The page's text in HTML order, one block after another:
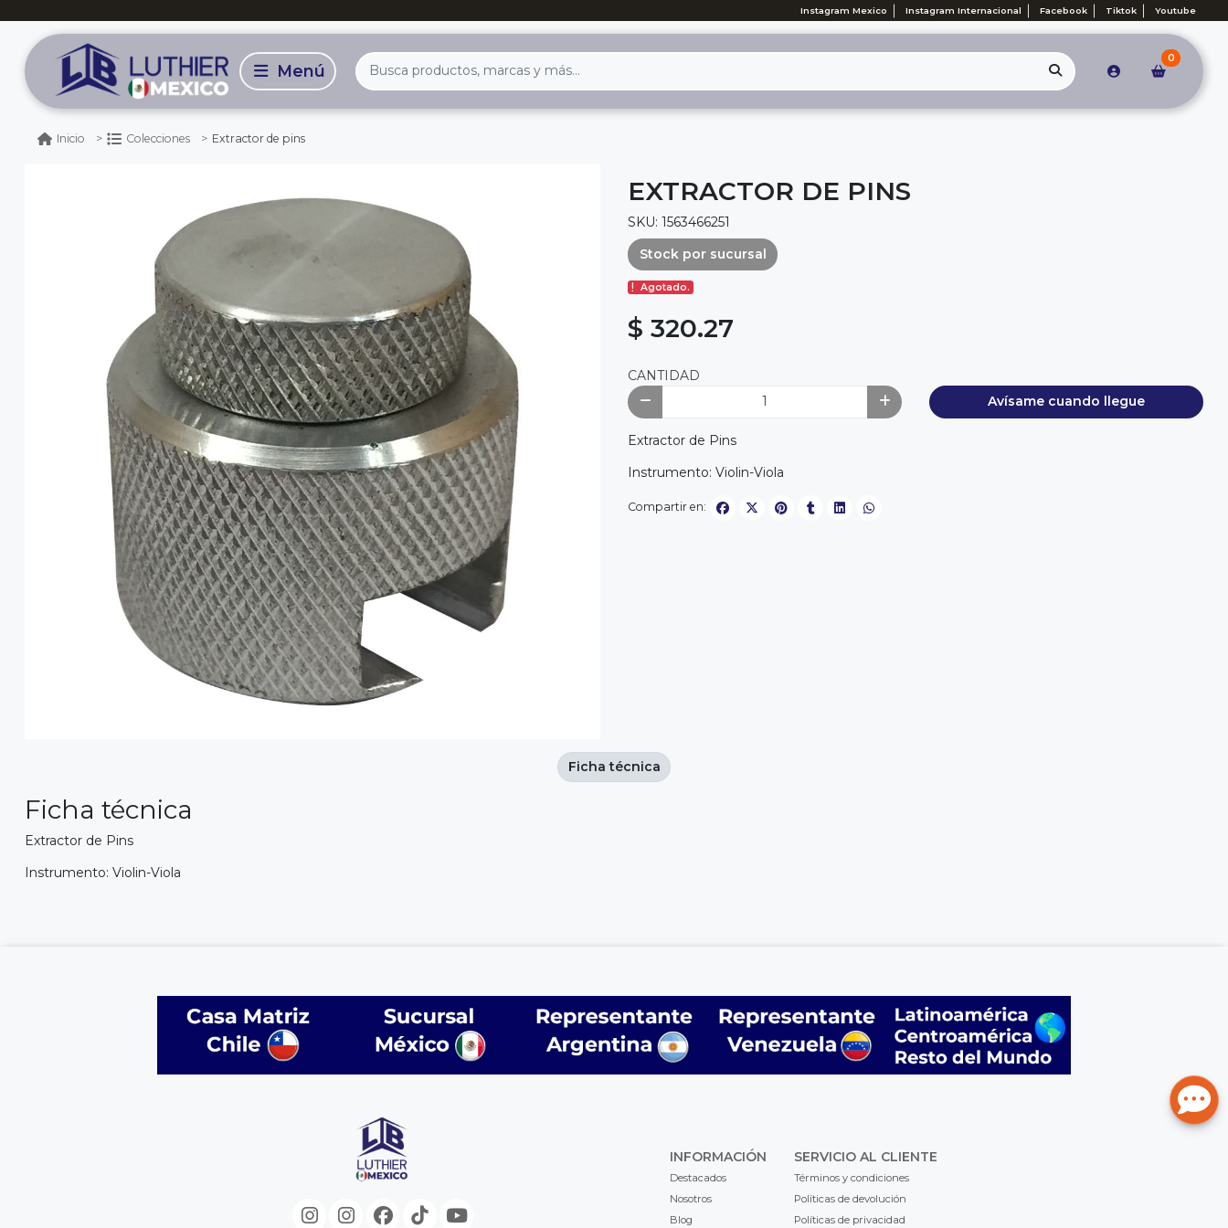
Instagram Mexico Instagram Internacional Facebook Tiktok Youtube
0
Inicio Colecciones Extractor de pins
EXTRACTOR DE PINS
SKU: 1563466251
Stock por sucursal
Agotado.
$ 320.27
CANTIDAD
Avísame cuando llegue
Extractor de Pins
Instrumento: Violin-Viola
Compartir en:
Ficha técnica
Extractor de Pins
Instrumento: Violin-Viola
Ficha técnica
INFORMACIÓN
Destacados
Nosotros
Blog
SERVICIO AL CLIENTE
Términos y condiciones
Políticas de devolución
Políticas de privacidad